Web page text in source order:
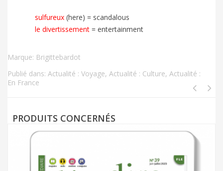
sulfureux (here) = scandalous
le divertissement = entertainment
Marque: Brigittebardot
Publié dans: Actualité : Voyage, Actualité : Culture, Actualité :
En France
PRODUITS CONCERNÉS